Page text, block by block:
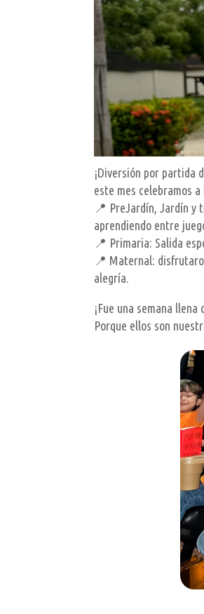
¡Diversión por partida
este mes celebramos
📍 PreJardín, Jardín y
aprendiendo entre
📍 Primaria: Salida
📍 Maternal:
alegría.
¡Fue una semana
Porque ellos son